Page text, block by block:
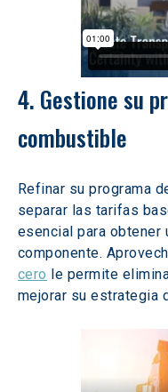
4. Gestione su
combustible
Refinar su programa
separar las tarifas
esencial para obtener
componente.
cero le permite
mejorar su estrategia